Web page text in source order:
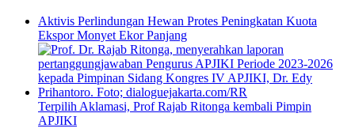
Aktivis Perlindungan Hewan Protes Peningkatan Kuota
Ekspor Monyet Ekor Panjang
Terpilih Aklamasi, Prof Rajab Ritonga kembali Pimpin
APJIKI